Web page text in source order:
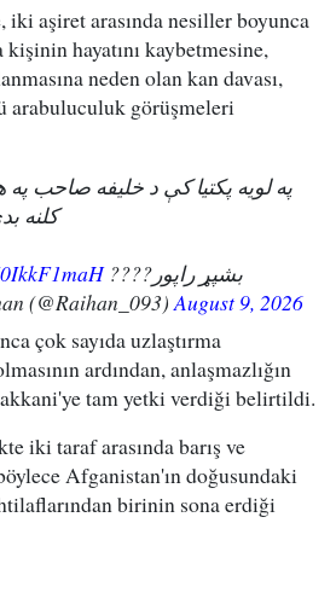
iki aşiret arasında nesiller boyunca
hayatını kaybetmesine,
neden olan kan davası,
arabuluculuk görüşmeleri
په لویه پکتیا کې د خلیفه صاحب
کلنه
بشپړ راپور????
(@Raihan_093)August 9, 2026
çok sayıda uzlaştırma
ardından, anlaşmazlığın
tam yetki verdiği belirtildi.
iki taraf arasında barış ve
Afganistan'ın doğusundaki
birinin sona erdiği